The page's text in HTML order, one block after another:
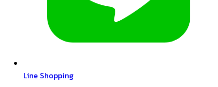
Line Shopping